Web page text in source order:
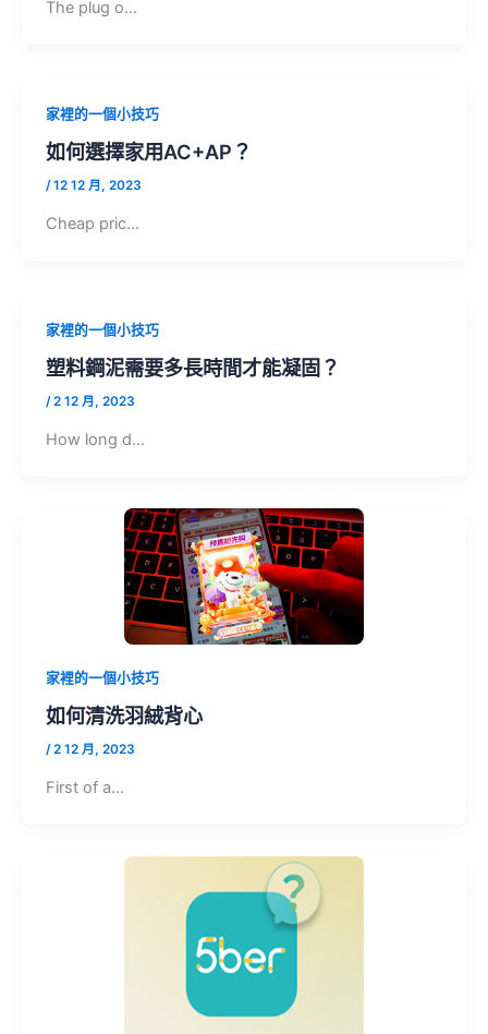
The plug o…
家裡的一個小技巧
如何選擇家用AC+AP？
/12 12 月, 2023
Cheap pric…
家裡的一個小技巧
塑料鋼泥需要多長時間才能凝固？
/2 12 月, 2023
How long d…
家裡的一個小技巧
如何清洗羽絨背心
/2 12 月, 2023
First of a…